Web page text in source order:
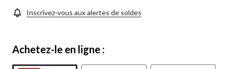
Inscrivez-vous aux alertes de soldes
Achetez-le en ligne :